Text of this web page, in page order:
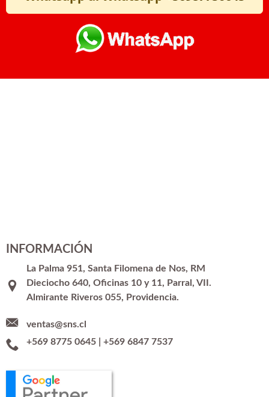
INFORMACIÓN
La Palma 951, Santa Filomena de Nos, RM
Dieciocho 640, Oficinas 10 y 11, Parral, VII.
Almirante Riveros 055, Providencia.
ventas@sns.cl
+569 8775 0645| +569 6847 7537